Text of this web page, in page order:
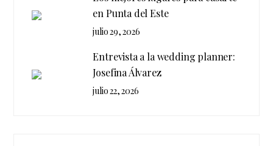
en Punta del Este
julio 29, 2026
Entrevista a la wedding planner:
Josefina Álvarez
julio 22, 2026